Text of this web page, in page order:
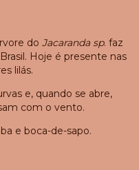
do Jacaranda sp. faz
Hoje é presente nas
lilás.
e, quando se abre,
com o vento.
e boca-de-sapo.